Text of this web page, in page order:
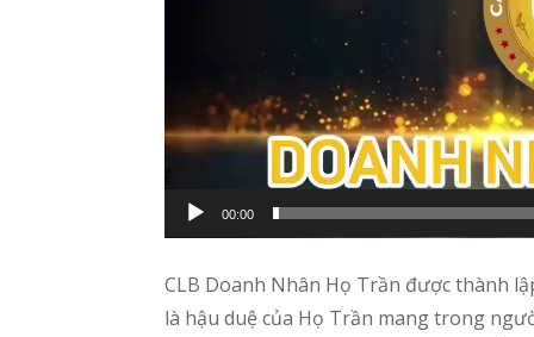
00:00
CLB Doanh Nhân Họ Trần được thành
là hậu duệ của Họ Trần mang trong